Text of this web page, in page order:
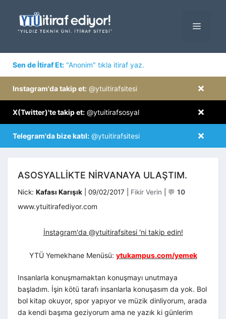
MENÜ
Sen de İtiraf Et: "Anonim" tıkla itiraf yaz.
×
Instagram'da takip et: @ytuitirafsitesi
×
X(Twitter)'te takip et: @ytuitirafsosyal
×
Telegram'da bize katıl: @ytuitirafsitesi
ASOSYALLIKTE NIRVANAYA ULAŞTIM.
Nick: Kafası Karışık 09/02/2017 Kategoriler
Fikir Verin 💬 10
www.ytuitirafediyor.com
İnstagram'da @ytuitirafsitesi 'ni takip edin!
YTÜ Yemekhane Menüsü: ytukampus.com/yemek
Insanlarla konuşmamaktan konuşmayı unutmaya
başladım. İşin kötü tarafı insanlarla konuşasım da yok. Bol
bol kitap okuyor, spor yapıyor ve müzik dinliyorum, arada
da kendi başıma geziyorum ama ne yazık ki günlerim